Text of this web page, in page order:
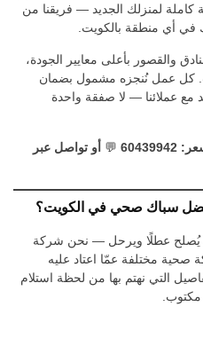
كاملة لمنزلك الجديد — فريقنا من
في أي منطقة بالكويت.
والقصور بأعلى معايير الجودة،
كل عمل نُنجزه مشمول بضمان
مع عملائنا — لا صفقة واحدة
💬 أو تواصل عبر
سباك صحي في الكويت؟
عطلًا ويرحل — نحن شركة
مختلفة عمّا اعتاد عليه
التي نهتم بها من لحظة استلام